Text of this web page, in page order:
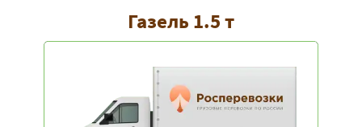
Газель 1.5 т